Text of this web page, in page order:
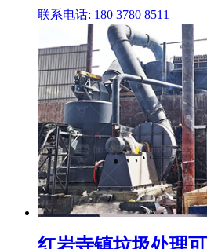
联系电话: 180 3780 8511
红岩寺镇垃圾处理